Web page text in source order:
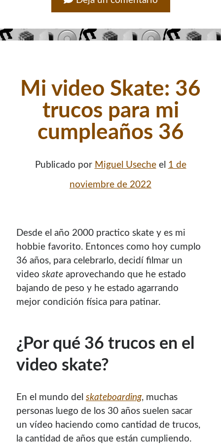
Mi video Skate: 36
trucos para mi
cumpleaños 36
Publicado por Miguel Usecheel 1 de
noviembre de 2022
Desde el año 2000 practico skate y es mi
hobbie favorito. Entonces como hoy cumplo
36 años, para celebrarlo, decidí filmar un
videoskate aprovechando que he estado
bajando de peso y he estado agarrando
mejor condición física para patinar.
¿Por qué 36 trucos en el
video skate?
En el mundo delskateboarding, muchas
personas luego de los 30 años suelen sacar
un vídeo haciendo como cantidad de trucos,
la cantidad de años que están cumpliendo.